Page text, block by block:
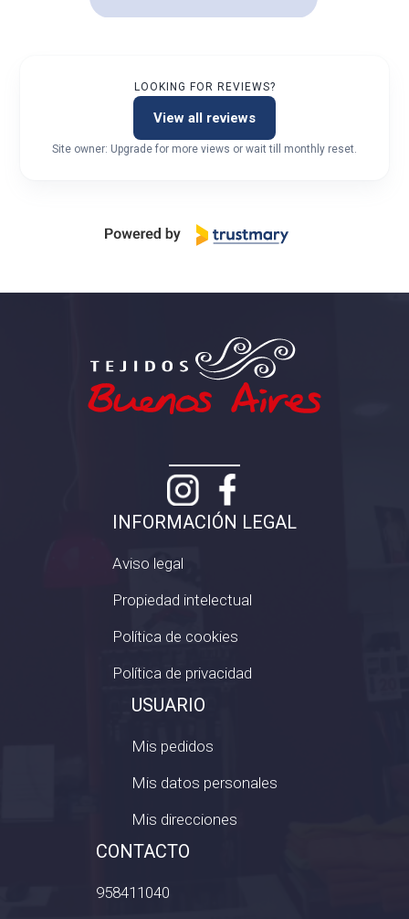
LOOKING FOR REVIEWS?
View all reviews
Site owner: Upgrade for more views or wait till monthly reset.
INFORMACIÓN LEGAL
Aviso legal
Propiedad intelectual
Política de cookies
Política de privacidad
USUARIO
Mis pedidos
Mis datos personales
Mis direcciones
CONTACTO
958411040